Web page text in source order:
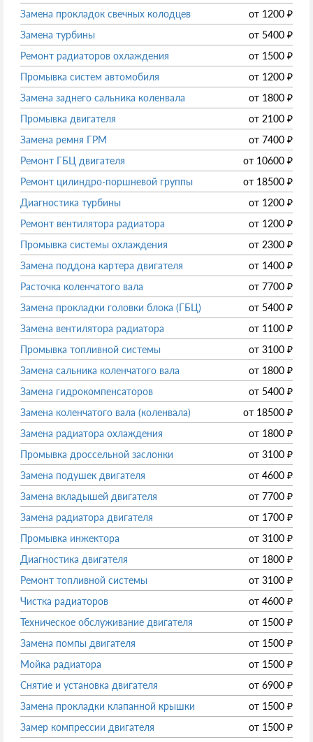
Замена прокладок свечных колодцев
от 1200 ₽
Замена турбины
от 5400 ₽
Ремонт радиаторов охлаждения
от 1500 ₽
Промывка систем автомобиля
от 1200 ₽
Замена заднего сальника коленвала
от 1800 ₽
Промывка двигателя
от 2100 ₽
Замена ремня ГРМ
от 7400 ₽
Ремонт ГБЦ двигателя
от 10600 ₽
Ремонт цилиндро-поршневой группы
от 18500 ₽
Диагностика турбины
от 1200 ₽
Ремонт вентилятора радиатора
от 1200 ₽
Промывка системы охлаждения
от 2300 ₽
Замена поддона картера двигателя
от 1400 ₽
Расточка коленчатого вала
от 7700 ₽
Замена прокладки головки блока (ГБЦ)
от 5400 ₽
Замена вентилятора радиатора
от 1100 ₽
Промывка топливной системы
от 3100 ₽
Замена сальника коленчатого вала
от 1800 ₽
Замена гидрокомпенсаторов
от 5400 ₽
Замена коленчатого вала (коленвала)
от 18500 ₽
Замена радиатора охлаждения
от 1800 ₽
Промывка дроссельной заслонки
от 3100 ₽
Замена подушек двигателя
от 4600 ₽
Замена вкладышей двигателя
от 7700 ₽
Замена радиатора двигателя
от 1700 ₽
Промывка инжектора
от 3100 ₽
Диагностика двигателя
от 1800 ₽
Ремонт топливной системы
от 3100 ₽
Чистка радиаторов
от 4600 ₽
Техническое обслуживание двигателя
от 1500 ₽
Замена помпы двигателя
от 1500 ₽
Мойка радиатора
от 1500 ₽
Снятие и установка двигателя
от 6900 ₽
Замена прокладки клапанной крышки
от 1500 ₽
Замер компрессии двигателя
от 1500 ₽